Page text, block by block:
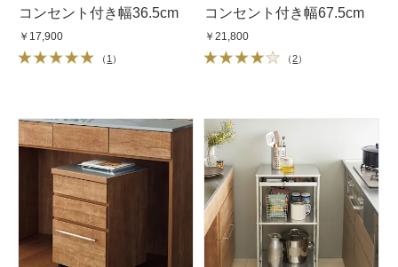
コンセント付き幅36.5cm
￥17,900
（ 1 ）
コンセント付き幅67.5cm
￥21,800
（2）